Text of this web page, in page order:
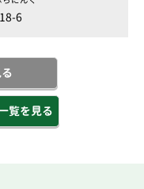
6
覧を見る